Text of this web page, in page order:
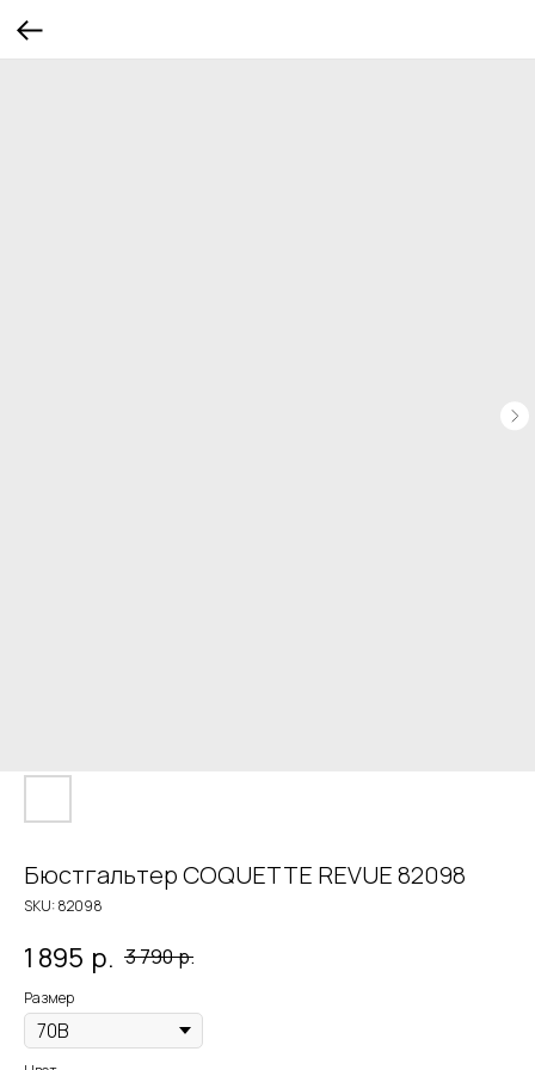
Бюстгальтер COQUETTE REVUE 82098
SKU:82098
1 895 р. 3 790р.
Размер